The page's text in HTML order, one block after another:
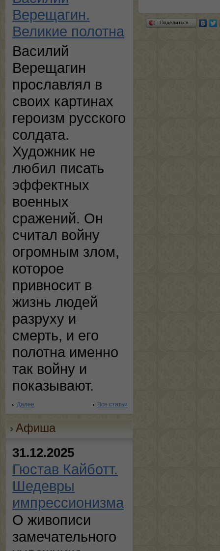
Верещагин.
Великие полотна
Василий
Верещагин
прославлял в
своих картинах
героизм русского
солдата.
Художник не
любил писать
эффектных
военных
сражений. Он
считал войну
огромным злом,
которое
привносит в
жизнь людей
разруху и
смерть, и его
полотна именно
так войну и
показывают.
Далее Все статьи
Афиша
31.12.2025
Гюстав Кайботт.
Шедевры
импрессионизма
О живописи
замечательного
Поделиться…